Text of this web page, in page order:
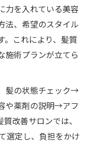
力を入れている美容
法、希望のスタイル
。これにより、髪質
施術プランが立てら
髪の状態チェック→
や薬剤の説明→アフ
改善サロンでは、
選定し、負担をかけ